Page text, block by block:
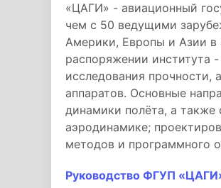
«ЦАГИ» - авиационный
чем с 50 ведущими
Америки, Европы и Азии в
распоряжении института
исследования прочности,
аппаратов. Основные
динамики полёта, а
аэродинамике;
методов и программного
Руководство ФГУП